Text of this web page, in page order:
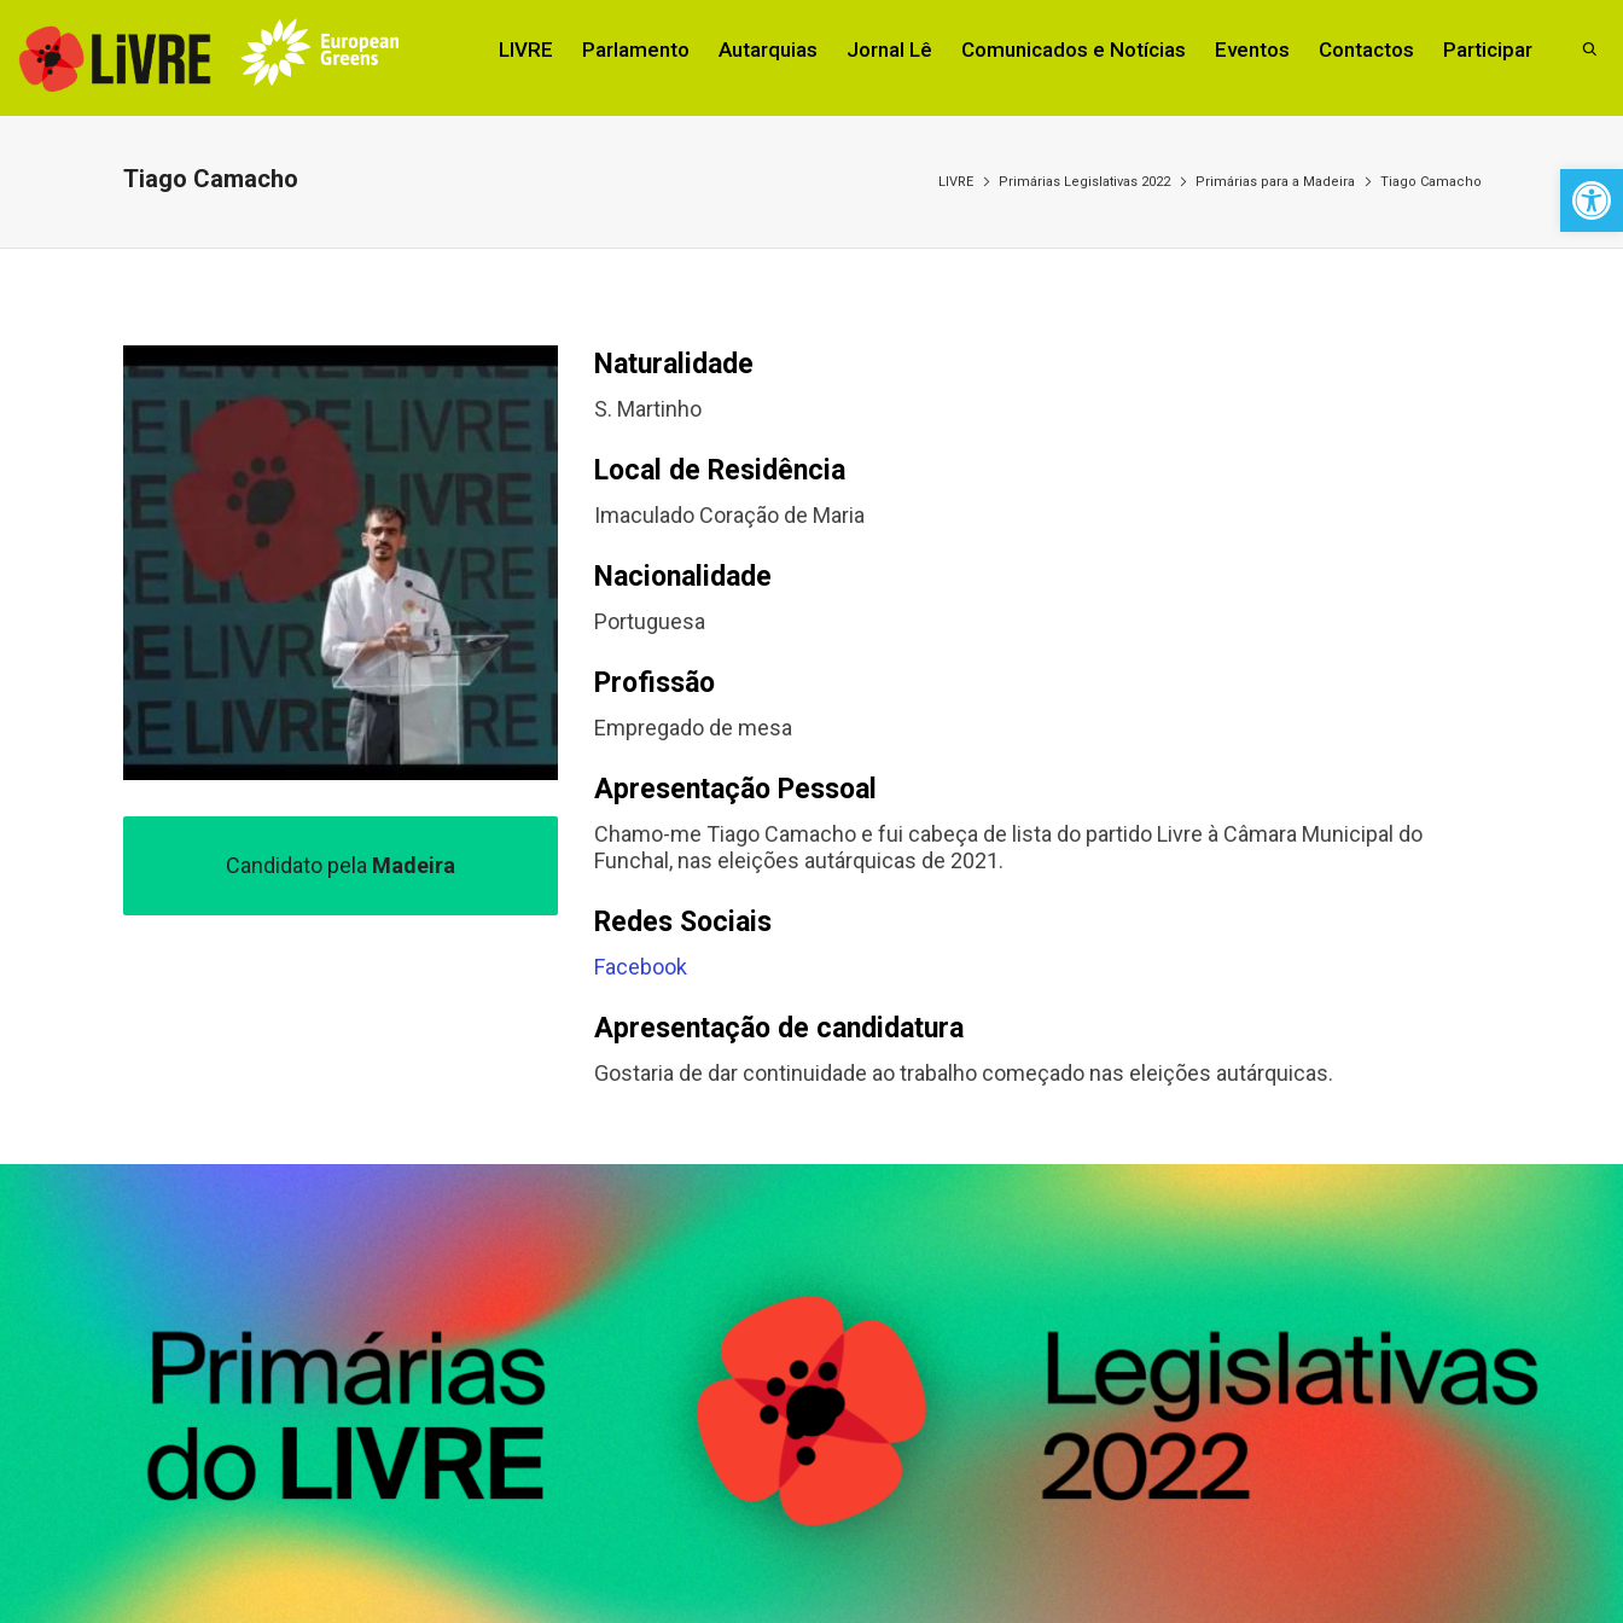
LIVRE Parlamento Autarquias Jornal Lê Comunicados e Notícias Eventos Contactos Participar
Tiago Camacho LIVRE Primárias Legislativas 2022 Primárias para a Madeira Tiago Camacho
Candidato pela Madeira
Naturalidade
S. Martinho
Local de Residência
Imaculado Coração de Maria
Nacionalidade
Portuguesa
Profissão
Empregado de mesa
Apresentação Pessoal
Chamo-me Tiago Camacho e fui cabeça de lista do partido Livre à Câmara Municipal do
Funchal, nas eleições autárquicas de 2021.
Redes Sociais
Facebook
Apresentação de candidatura
Gostaria de dar continuidade ao trabalho começado nas eleições autárquicas.